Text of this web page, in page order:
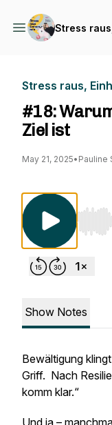
Stress
Stress raus,
#18:
Ziel ist
May 21, 2025• Pauline
Use
Show Notes
Bewältigung
Griff. Nach
komm klar.“
Und ja –